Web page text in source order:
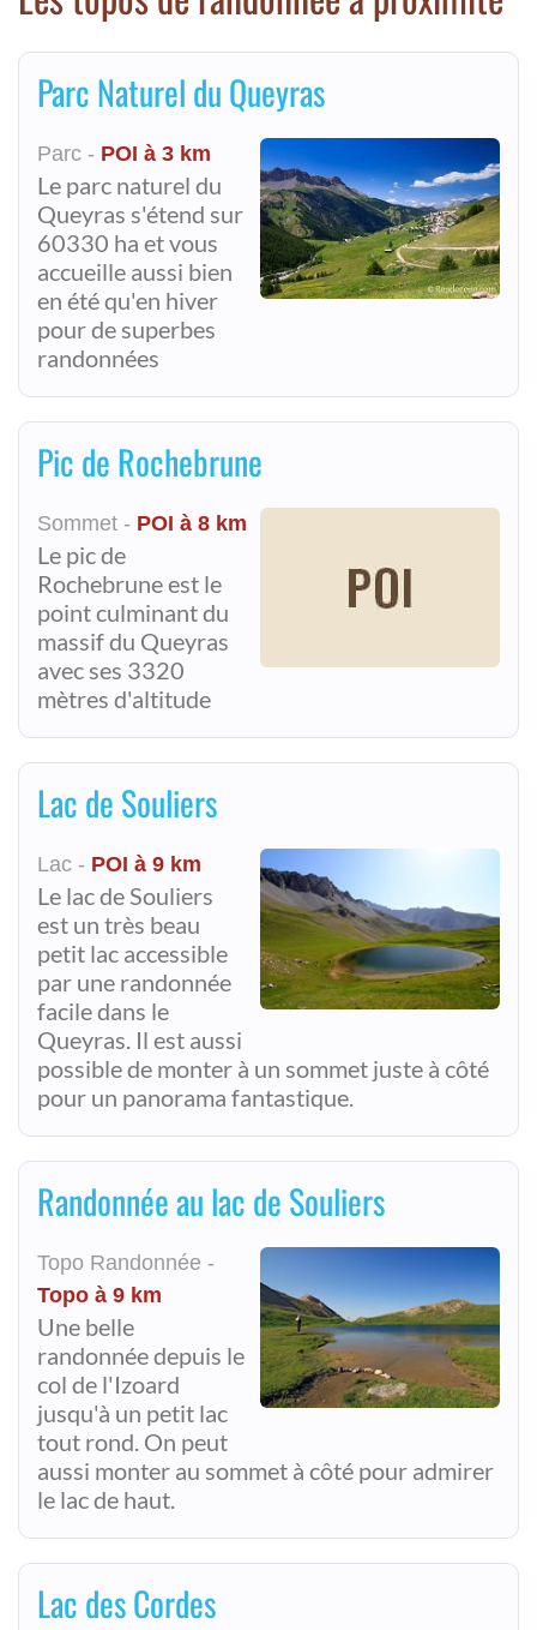
Parc Naturel du Queyras
Parc - POI à 3 km
Le parc naturel du
Queyras s'étend sur
60330 ha et vous
accueille aussi bien
en été qu'en hiver
pour de superbes
randonnées
Pic de Rochebrune
Sommet - POI à 8 km
Le pic de
Rochebrune est le
point culminant du
massif du Queyras
avec ses 3320
mètres d'altitude
Lac de Souliers
Lac - POI à 9 km
Le lac de Souliers
est un très beau
petit lac accessible
par une randonnée
facile dans le
Queyras. Il est aussi
possible de monte r à un sommet juste à côté
pour un panorama fantastique.
Randonnée au lac de Souliers
Topo Randonnée -
Topo à 9 km
Une belle
randonnée depuis le
col de l'Izoard
jusqu'à un petit lac
tout rond. On peut
aussi monter au sommet à côté pour admirer
le lac de haut.
Lac des Cordes